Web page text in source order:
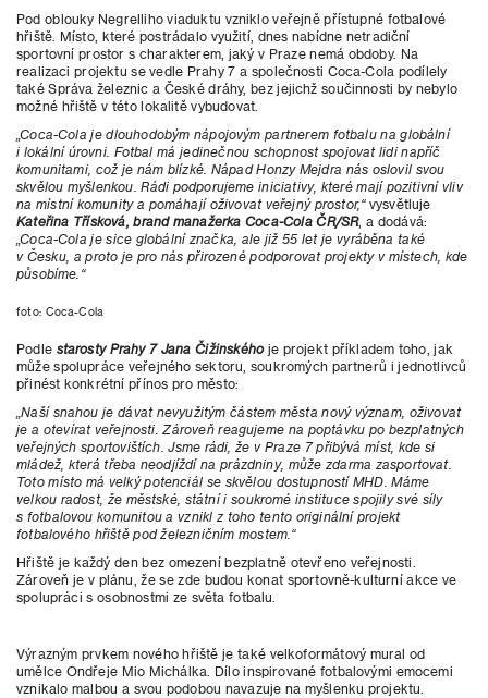
Pod oblouky Negrelliho viaduktu vzniklo veřejně přístupné fotbalové
hřiště. Místo, které postrádalo využití, dnes nabídne netradiční
sportovní prostor s charakterem, jaký v Praze nemá obdoby. Na
realizaci projektu se vedle Prahy 7 a společnosti Coca-Cola podílely
také Správa železnic a České dráhy, bez jejichž součinnosti by nebylo
možné hřiště v této lokalitě vybudovat.
„Coca-Cola je dlouhodobým nápojovým partnerem fotbalu na globální
i lokální úrovni. Fotbal má jedinečnou schopnost spojovat lidi napříč
komunitami, což je nám blízké. Nápad Honzy Mejdra nás oslovil svou
skvělou myšlenkou. Rádi podporujeme iniciativy, které mají pozitivní vliv
na místní komunity a pomáhají oživovat veřejný prostor,“vysvětluje
Kateřina Třísková, brand manažerka Coca-Cola ČR/SR, a dodává:
„Coca-Cola je sice globální značka, ale již 55 let je vyráběna také
v Česku, a proto je pro nás přirozené podporovat projekty v místech, kde
působíme.“
foto: Coca-Cola
Podle starosty Prahy 7 Jana Čižinskéhoje projekt příkladem toho, jak
může spolupráce veřejného sektoru, soukromých partnerů i jednotlivců
přinést konkrétní přínos pro město:
„Naší snahou je dávat nevyužitým částem města nový význam, oživovat
je a otevírat veřejnosti. Zároveň reagujeme na poptávku po bezplatných
veřejných sportovištích. Jsme rádi, že v Praze 7 přibývá míst, kde si
mládež, která třeba neodjíždí na prázdniny, může zdarma zasportovat.
Toto místo má velký potenciál se skvělou dostupností MHD. Máme
velkou radost, že městské, státní i soukromé instituce spojily své síly
s fotbalovou komunitou a vznikl z toho tento originální projekt
fotbalového hřiště pod železničním mostem.“
Hřiště je každý den bez omezení bezplatně otevřeno veřejnosti.
Zároveň je v plánu, že se zde budou konat sportovně-kulturní akce ve
spolupráci s osobnostmi ze světa fotbalu.
Výrazným prvkem nového hřiště je také velkoformátový mural od
umělce Ondřeje Mio Michálka. Dílo inspirované fotbalovými emocemi
vznikalo malbou a svou podobou navazuje na myšlenku projektu.